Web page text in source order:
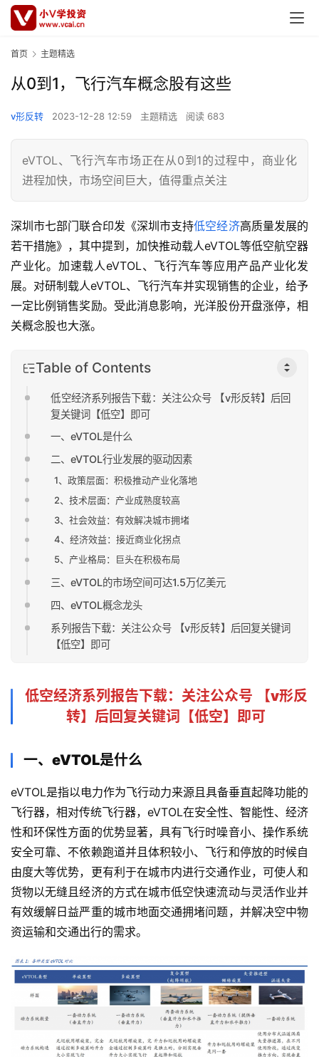
首页 主题精选
从0到1，飞行汽车概念股有这些
v形反转 2023-12-28 12:59 主题精选 阅读 683
eVTOL、飞行汽车市场正在从0到1的过程中，商业化
进程加快，市场空间巨大，值得重点关注
深圳市七部门联合印发《深圳市支持低空经济高质量发展的
若干措施》，其中提到，加快推动载人eVTOL等低空航空器
产业化。加速载人eVTOL、飞行汽车等应用产品产业化发
展。对研制载人eVTOL、飞行汽车并实现销售的企业，给予
一定比例销售奖励。受此消息影响，光洋股份开盘涨停，相
关概念股也大涨。
Table of Contents
低空经济系列报告下载：关注公众号 【v形反转】后回
复关键词【低空】即可
一、eVTOL是什么
二、eVTOL行业发展的驱动因素
1、政策层面：积极推动产业化落地
2、技术层面：产业成熟度较高
3、社会效益：有效解决城市拥堵
4、经济效益：接近商业化拐点
5、产业格局：巨头在积极布局
三、eVTOL的市场空间可达1.5万亿美元
四、eVTOL概念龙头
系列报告下载：关注公众号 【v形反转】后回复关键词
【低空】即可
低空经济系列报告下载：关注公众号 【v形反
转】后回复关键词【低空】即可
一、eVTOL是什么
eVTOL是指以电力作为飞行动力来源且具备垂直起降功能的
飞行器，相对传统飞行器，eVTOL在安全性、智能性、经济
性和环保性方面的优势显著，具有飞行时噪音小、操作系统
安全可靠、不依赖跑道并且体积较小、飞行和停放的时候自
由度大等优势，更有利于在城市内进行交通作业，可使人和
货物以无缝且经济的方式在城市低空快速流动与灵活作业并
有效缓解日益严重的城市地面交通拥堵问题，并解决空中物
资运输和交通出行的需求。